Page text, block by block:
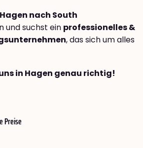
nach South
und suchst ein professionelles &
, das sich um alles
in Hagen genau richtig!
Preise